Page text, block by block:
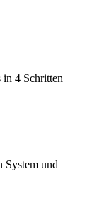
in 4 Schritten
System und